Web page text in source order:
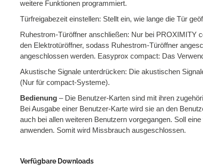
weitere Funktionen programmiert.
Türfreigabezeit einstellen: Stellt ein, wie lange die Tür
Ruhestrom-Türöffner anschließen: Nur bei PROXIMITY
den Elektrotüröffner, sodass Ruhestrom-Türöffner
angeschlossen werden. Easyprox compact: Das
Akustische Signale unterdrücken: Die akustischen
(Nur für compact-Systeme).
Bedienung – Die Benutzer-Karten sind mit ihren
Bei Ausgabe einer Benutzer-Karte wird sie an den
auch bei allen weiteren Benutzern vorgegangen. Soll
anwenden. Somit wird Missbrauch ausgeschlossen.
Verfügbare Downloads